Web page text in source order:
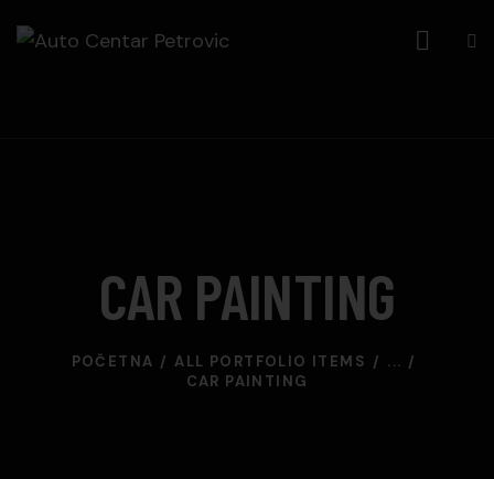
CAR PAINTING
POČETNA ALL PORTFOLIO ITEMS
...
CAR PAINTING